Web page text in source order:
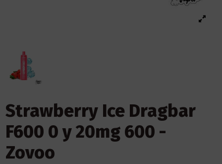
Strawberry Ice Dragbar
F600 0 y 20mg 600 -
Zovoo